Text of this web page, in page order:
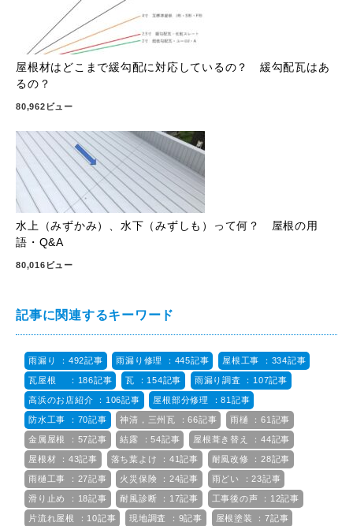
屋根材はどこまで緩勾配に対応しているの？ 緩勾配瓦はあ
るの？
80,962ビュー
水上（みずかみ）、水下（みずしも）って何？ 屋根の用
語・Q&A
80,016ビュー
記事に関連するキーワード
雨漏り ：492記事 雨漏り修理 ：445記事 屋根工事 ：334記事
瓦屋根 ：186記事 瓦 ：154記事 雨漏り調査 ：107記事
高浜のお店紹介 ：106記事 屋根部分修理 ：81記事
防水工事 ：70記事 神清，三州瓦 ：66記事 雨樋 ：61記事
金属屋根 ：57記事 結露 ：54記事 屋根葺き替え ：44記事
屋根材 ：43記事 落ち葉よけ ：41記事 耐風改修 ：28記事
雨樋工事 ：27記事 火災保険 ：24記事 雨どい ：23記事
滑り止め ：18記事 耐風診断 ：17記事 工事後の声 ：12記事
片流れ屋根 ：10記事 現地調査 ：9記事 屋根塗装 ：7記事